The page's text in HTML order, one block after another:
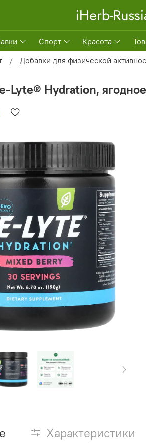
Спорт Красота
Добавки для физической
Lyte® Hydration,
Характеристики